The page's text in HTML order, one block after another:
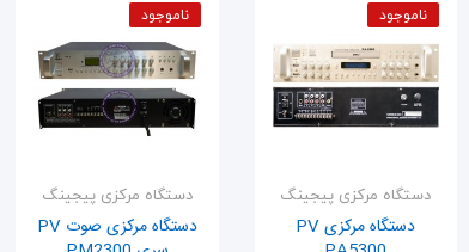
ناموجود
دستگاه مرکزی پیجینگ
دستگاه مرکزی PV
ناموجود
دستگاه مرکزی پیجینگ
دستگاه مرکزی صوت ‏PV